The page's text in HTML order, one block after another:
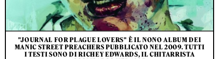
"JOURNAL FOR PLAGUE LOVERS" È IL NONO ALBUM DEI
MANIC STREET PREACHERS PUBBLICATO NEL 2009. TUTTI
I TESTI SONO DI RICHEY EDWARDS, IL CHITARRISTA